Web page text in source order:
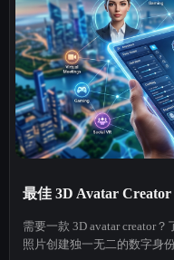
最佳 3D Avatar Creator
需要一款 3D avatar creator
照片创建独一无二的数字身